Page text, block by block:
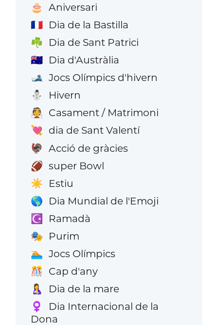
🎂 Aniversari
🇫🇷 Dia de la Bastilla
☘️ Dia de Sant Patrici
🇦🇺 Dia d'Austràlia
🎿 Jocs Olímpics d'hivern
⛄ Hivern
👰 Casament / Matrimoni
💘 dia de Sant Valentí
🦃 Acció de gràcies
🏈 super Bowl
☀️ Estiu
🌎 Dia Mundial de l'Emoji
☪️ Ramadà
🎭 Purim
🏊 Jocs Olímpics
🎊 Cap d'any
🤱 Dia de la mare
♀️
Dia Internacional de la
Dona